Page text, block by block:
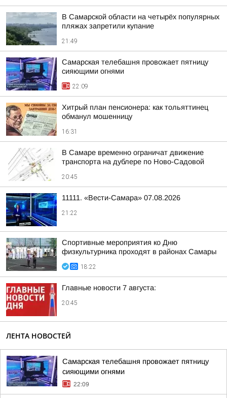
В Самарской области на четырёх популярных
пляжах запретили купание
21:49
Самарская телебашня провожает пятницу
сияющими огнями
22:09
Хитрый план пенсионера: как тольяттинец
обманул мошенницу
16:31
В Самаре временно ограничат движение
транспорта на дублере по Ново-Садовой
20:45
11111. «Вести-Самара» 07.08.2026
21:22
Спортивные мероприятия ко Дню
физкультурника проходят в районах Самары
18:22
Главные новости 7 августа:
20:45
ЛЕНТА НОВОСТЕЙ
Самарская телебашня провожает пятницу
сияющими огнями
22:09